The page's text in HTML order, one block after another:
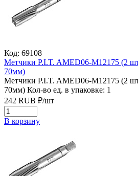
Код: 69108
Метчики P.I.T. AMED06-M12175 (2
70мм)
Метчики P.I.T. AMED06-M12175 (2
70мм) Кол-во ед. в упаковке: 1
242 RUB ₽/шт
В корзину